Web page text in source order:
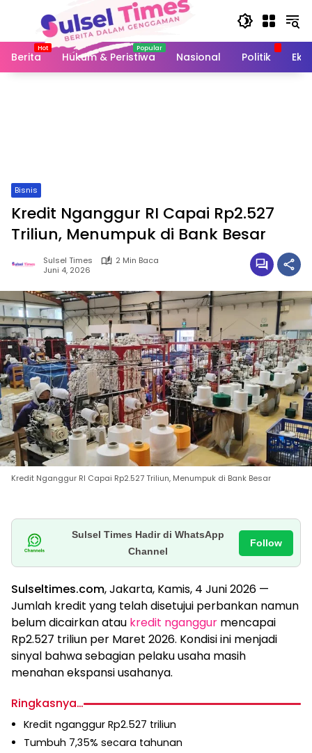
Berita
Hukum & Peristiwa Nasional Politik
Bisnis
Kredit Nganggur RI Capai Rp2.527
Triliun, Menumpuk di Bank Besar
Sulsel Times
2 Min Baca
Juni 4, 2026
Kredit Nganggur RI Capai Rp2.527 Triliun, Menumpuk di Bank Besar
Sulsel Times Hadir di WhatsApp
Channel
Follow
Sulseltimes.com, Jakarta, Kamis, 4 Juni 2026 —
Jumlah kredit yang telah disetujui perbankan namun
belum dicairkan atau kredit nganggur mencapai
Rp2.527 triliun per Maret 2026. Kondisi ini menjadi
sinyal bahwa sebagian pelaku usaha masih
menahan ekspansi usahanya.
Ringkasnya…
Kredit nganggur Rp2.527 triliun
Tumbuh 7,35% secara tahunan